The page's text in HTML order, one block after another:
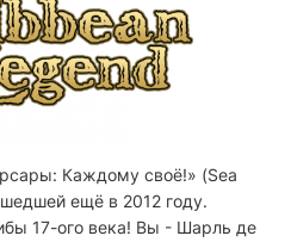
Каждому своё!» (Sea
ещё в 2012 году.
17-ого века! Вы - Шарль де